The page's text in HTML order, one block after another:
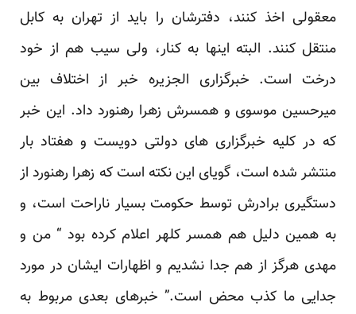
معقولی اخذ کنند، دفترشان را باید از تهران به کابل
منتقل کنند. البته اینها به کنار، ولی سیب هم از خود
درخت است. خبرگزاری الجزیره خبر از اختلاف بین
میرحسین موسوی و همسرش زهرا رهنورد داد. این خبر
که در کلیه خبرگزاری های دولتی دویست و هفتاد بار
منتشر شده است، گویای این نکته است که زهرا رهنورد از
دستگیری برادرش توسط حکومت بسیار ناراحت است، و
به همین دلیل هم همسر کلهر اعلام کرده بود “ من و
مهدی هرگز از هم جدا نشدیم و اظهارات ایشان در مورد
جدایی ما کذب محض است.” خبرهای بعدی مربوط به